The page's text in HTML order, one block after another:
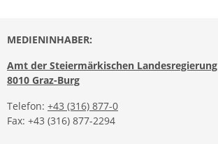
MEDIENINHABER:
Amt der Steiermärkischen Landesregierung
8010 Graz-Burg
Telefon: +43 (316) 877-0
Fax: +43 (316) 877-2294